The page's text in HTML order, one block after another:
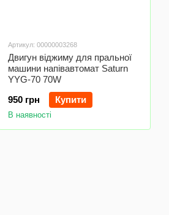
Артикул: 00000003268
Двигун віджиму для пральної
машини напівавтомат Saturn
YYG-70 70W
950 грн
Купити
В наявності